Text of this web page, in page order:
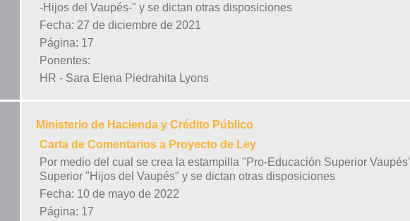
-Hijos del Vaupés-" y se dictan otras disposiciones
Fecha: 27 de diciembre de 2021
Página: 17
Ponentes:
HR - Sara Elena Piedrahita Lyons
Ministerio de Hacienda y Crédito Público
Carta de Comentarios a Proyecto de Ley
Por medio del cual se crea la estampilla "Pro-Educación Superior
Superior "Hijos del Vaupés" y se dictan otras disposiciones
Fecha: 10 de mayo de 2022
Página: 17